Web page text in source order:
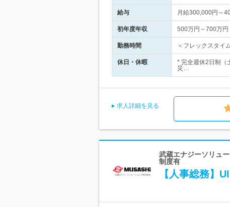
給与 月給300,000円～
初年度年収 500万円～700万円
勤務時間 ＜フレックスタ
休日・休暇
* 完全週休2日制（
災…
求人詳細を見る
武蔵エナジーソリュ
制度有
【人事総務】